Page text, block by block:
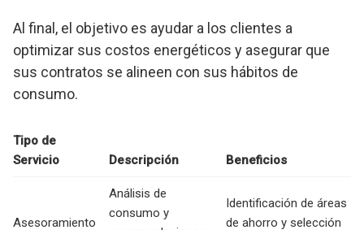
Al final, el objetivo es ayudar a los clientes a
optimizar sus costos energéticos y asegurar que
sus contratos se alineen con sus hábitos de
consumo.
Tipo de
Servicio
Descripción Beneficios
Asesoramiento
Análisis de
consumo y
Identificación de áreas
de ahorro y selección